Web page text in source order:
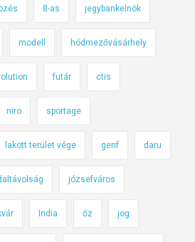
8-as jegybankelnök
modell hódmezővásárhely
futár ctis
niro sportage
lakott terület vége genf daru
józsefváros
India őz jog